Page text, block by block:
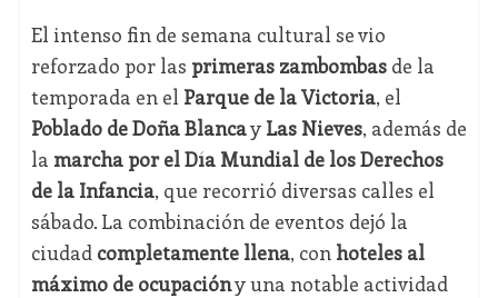
El intenso fin de semana cultural se vio
reforzado por las primeras zambombasde la
temporada en el Parque de la Victoria, el
Poblado de Doña Blancay Las Nieves, además de
la marcha por el Día Mundial de los Derechos
de la Infancia, que recorrió diversas calles el
sábado. La combinación de eventos dejó la
ciudad completamente llena, con hoteles al
máximo de ocupacióny una notable actividad